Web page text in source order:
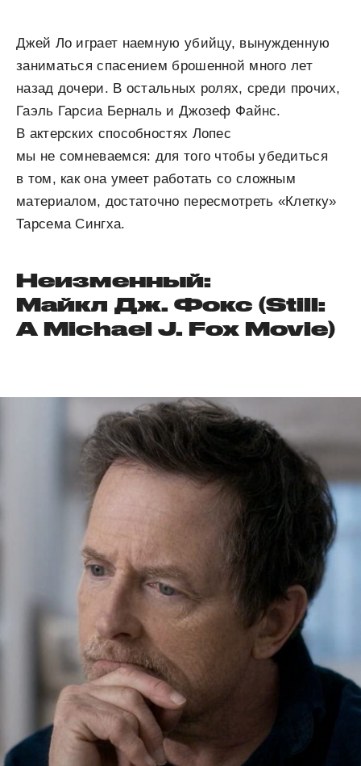
Джей Ло играет наемную убийцу, вынужденную
заниматься спасением брошенной много лет
назад дочери. В остальных ролях, среди прочих,
Гаэль Гарсиа Берналь и Джозеф Файнс.
В актерских способностях Лопес
мы не сомневаемся: для того чтобы убедиться
в том, как она умеет работать со сложным
материалом, достаточно пересмотреть «Клетку»
Тарсема Сингха.
Неизменный:
Майкл Дж. Фокс (Still:
A Michael J. Fox Movie)